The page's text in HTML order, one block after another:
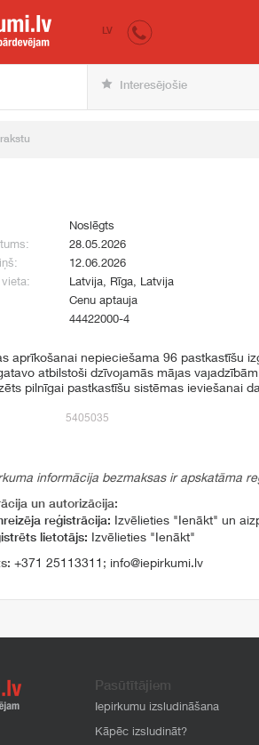
iepirkumi.lv
LV
Interesējošie
Noslēgts
28.05.2026
12.06.2026
Latvija, Rīga, Latvija
Cenu aptauja
44422000-4
aprīkošanai nepieciešama 96 pastkastīšu
atbilstoši dzīvojamās mājas
pilnīgai pastkastīšu sistēmas ieviešanai
5405035
informācija bezmaksas ir apskatāma
un autorizācija:
reģistrācija: Izvēlieties "Ienākt" un
lietotājs: Izvēlieties "Ienākt"
+371 25113311 ; info@iepirkumi.lv
Pasūtītājiem
Iepirkumu izsludināšana
Kāpēc izsludināt?